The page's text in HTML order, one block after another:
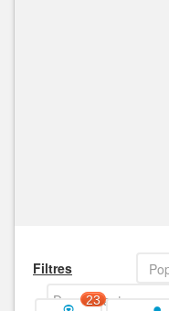
Filtres
Decroissant
23